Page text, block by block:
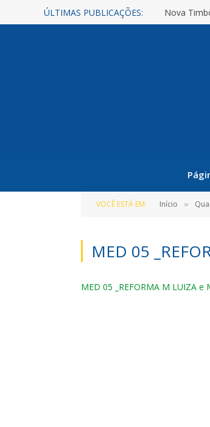
ÚLTIMAS PUBLICAÇÕES: Nova
VOCÊ ESTÁ EM: Início »
MED 05
MED 05 _REFORMA M LUIZA e